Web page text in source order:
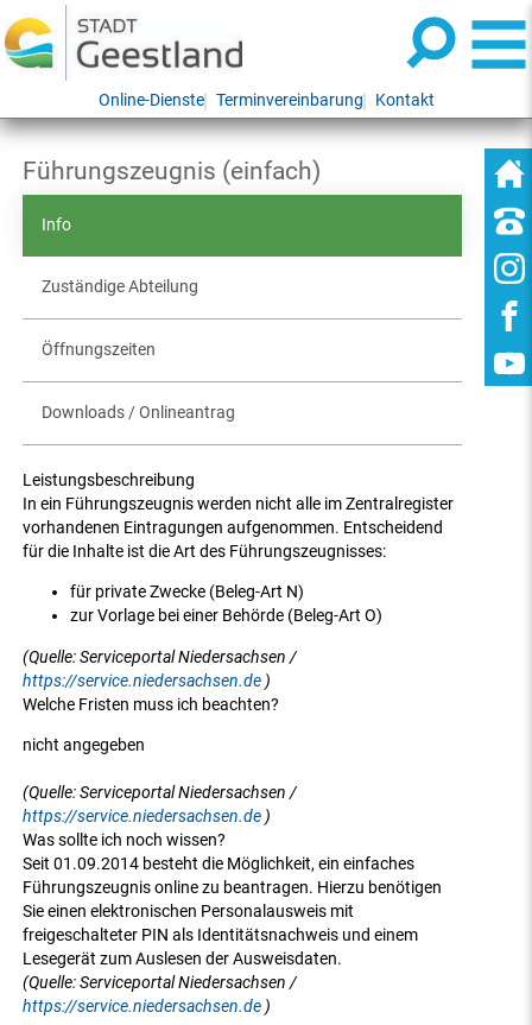
Online-Dienste Terminvereinbarung Kontakt
Führungszeugnis (einfach)
Info
Zuständige Abteilung
Öffnungszeiten
Downloads / Onlineantrag
Leistungsbeschreibung
In ein Führungszeugnis werden nicht alle im Zentralregister
vorhandenen Eintragungen aufgenommen. Entscheidend
für die Inhalte ist die Art des Führungszeugnisses:
für private Zwecke (Beleg-Art N)
zur Vorlage bei einer Behörde (Beleg-Art O)
(Quelle: Serviceportal Niedersachsen /
https://service.niedersachsen.de )
Welche Fristen muss ich beachten?
nicht angegeben
(Quelle: Serviceportal Niedersachsen /
https://service.niedersachsen.de )
Was sollte ich noch wissen?
Seit 01.09.2014 besteht die Möglichkeit, ein einfaches
Führungszeugnis online zu beantragen. Hierzu benötigen
Sie einen elektronischen Personalausweis mit
freigeschalteter PIN als Identitätsnachweis und einem
Lesegerät zum Auslesen der Ausweisdaten.
(Quelle: Serviceportal Niedersachsen /
https://service.niedersachsen.de )